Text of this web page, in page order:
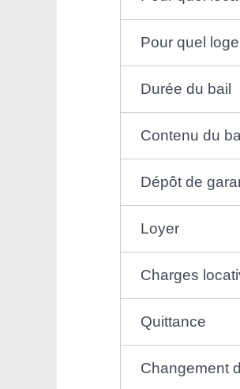
Pour quel
Durée du bail
Contenu du
Dépôt de
Loyer
Charges
Quittance
Changement